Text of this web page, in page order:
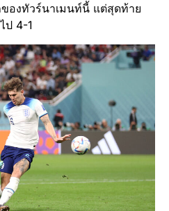
องทัวร์นาเมนท์นี้ แต่สุดท้าย
ป 4-1